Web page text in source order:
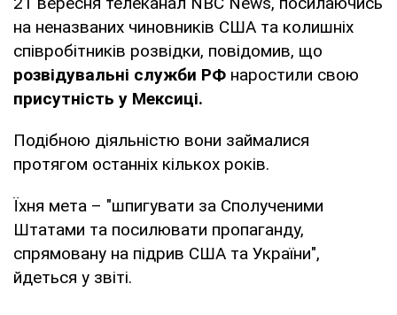
на неназваних чиновників США та колишніх
співробітників розвідки, повідомив, що
розвідувальні служби РФ наростили свою
присутність у Мексиці.
Подібною діяльністю вони займалися
протягом останніх кількох років.
Їхня мета – "шпигувати за Сполученими
Штатами та посилювати пропаганду,
спрямовану на підрив США та України",
йдеться у звіті.